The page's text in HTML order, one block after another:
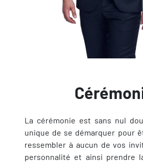
La cérémonie est sans nul
unique de se démarquer pour
ressembler à aucun de vos
personnalité et ainsi prendre